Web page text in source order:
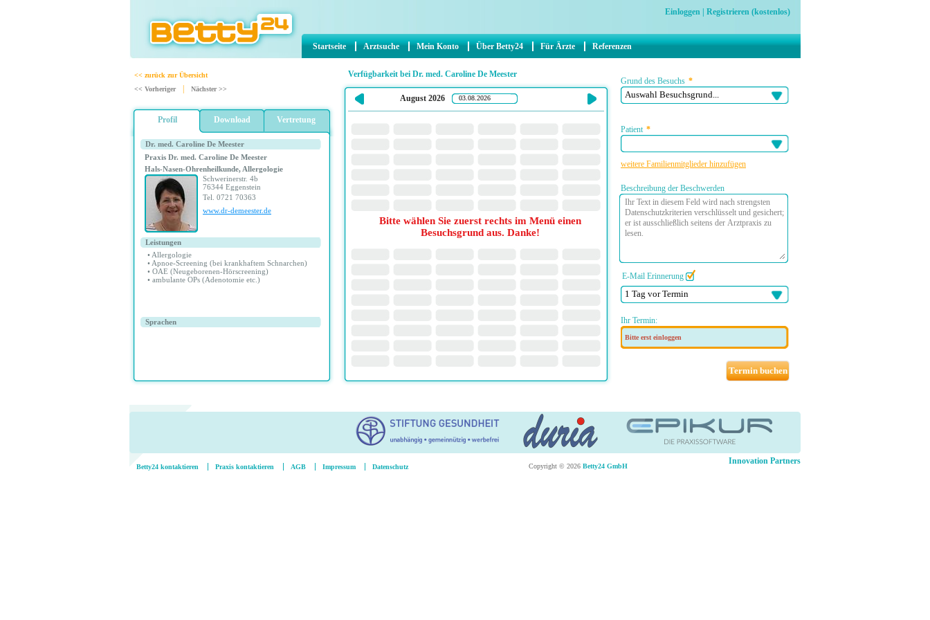
Einloggen Registrieren (kostenlos)
Startseite Arztsuche Mein Konto Über Betty24 Für Ärzte Referenzen
<< zurück zur Übersicht
<< Vorheriger
Nächster >>
Profil Download Vertretung
Dr. med. Caroline De Meester
Praxis Dr. med. Caroline De Meester
Hals-Nasen-Ohrenheilkunde, Allergologie
Schwerinerstr. 4b
76344 Eggenstein
Tel. 0721 70363
www.dr-demeester.de
Leistungen
• Allergologie
• Apnoe-Screening (bei krankhaftem Schnarchen)
• OAE (Neugeborenen-Hörscreening)
• ambulante OPs (Adenotomie etc.)
Sprachen
Verfügbarkeit bei Dr. med. Caroline De Meester
August 2026
Bitte wählen Sie zuerst rechts im Menü einen
Besuchsgrund aus. Danke!
Grund des Besuchs *
Patient *
weitere Familienmitglieder hinzufügen
Beschreibung der Beschwerden
E-Mail Erinnerung
Ihr Termin:
Bitte erst einloggen
Innovation Partners
Betty24 kontaktieren Praxis kontaktieren AGB Impressum Datenschutz Copyright © 2026 Betty24 GmbH